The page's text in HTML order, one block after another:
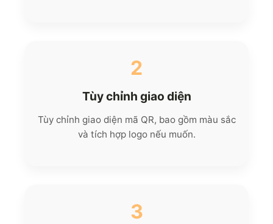
2
Tùy chỉnh giao diện
Tùy chỉnh giao diện mã QR, bao gồm màu sắc
và tích hợp logo nếu muốn.
3